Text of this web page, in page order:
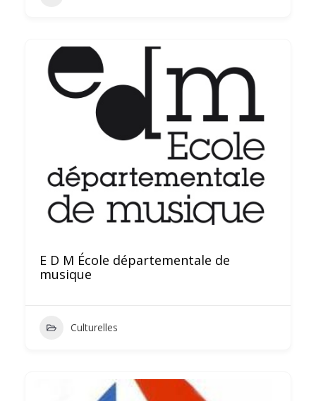
E D M École départementale de
musique
Culturelles